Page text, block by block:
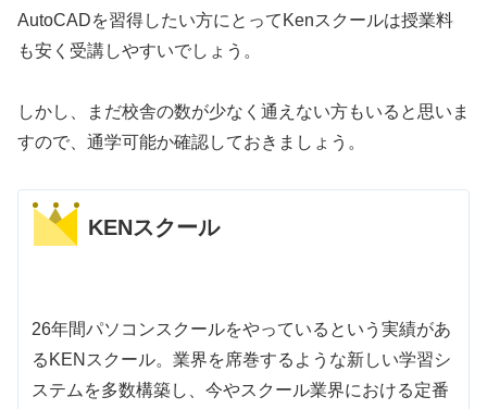
AutoCADを習得したい方にとってKenスクールは授業料
も安く受講しやすいでしょう。
しかし、まだ校舎の数が少なく通えない方もいると思いま
すので、通学可能か確認しておきましょう。
KENスクール
26年間パソコンスクールをやっているという実績があ
るKENスクール。業界を席巻するような新しい学習シ
ステムを多数構築し、今やスクール業界における定番